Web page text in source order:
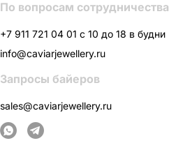
По вопросам сотрудничества
+7 911 721 04 01 с 10 до 18 в будни
info@caviarjewellery.ru
Запросы байеров
sales@caviarjewellery.ru